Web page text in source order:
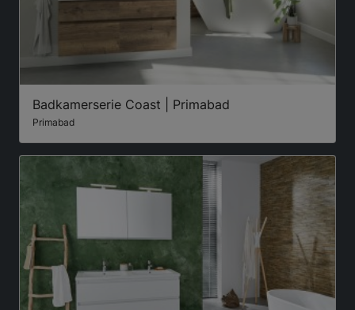
Badkamerserie Coast | Primabad
Primabad